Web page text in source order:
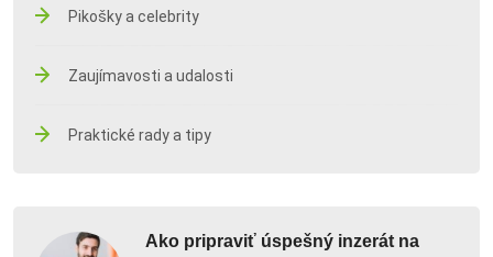
Pikošky a celebrity
Zaujímavosti a udalosti
Praktické rady a tipy
Ako pripraviť úspešný inzerát na